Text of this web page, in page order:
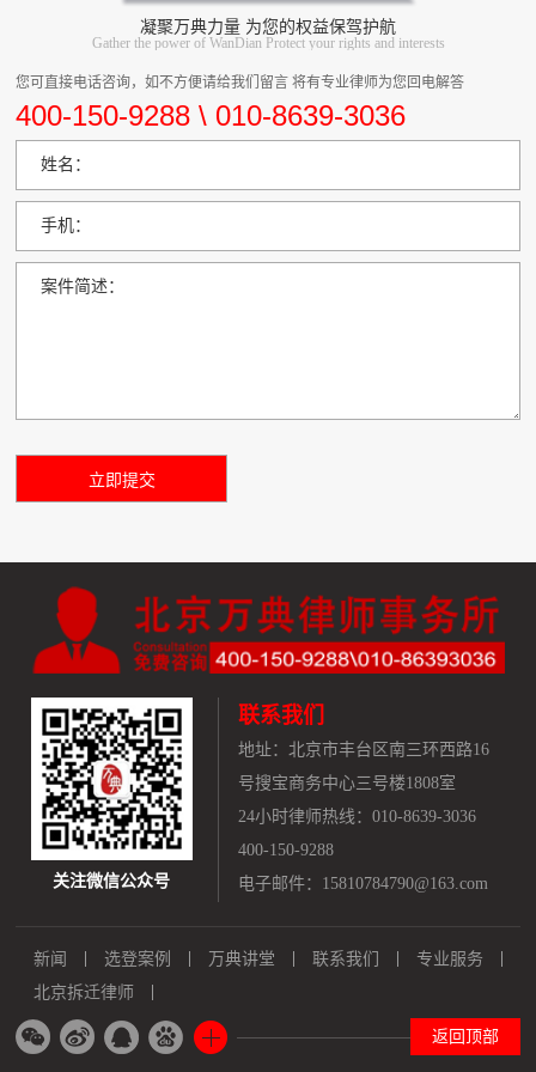
凝聚万典力量 为您的权益保驾护航
Gather the power of WanDian Protect your rights and interests
您可直接电话咨询，如不方便请给我们留言 将有专业律师为您回电解答
400-150-9288 \ 010-8639-3036
姓名：
手机：
案件简述：
关注微信公众号
联系我们
地址： 北京市丰台区南三环西路16
号搜宝商务中心三号楼1808室
24小时律师热线：010-8639-3036
400-150-9288
电子邮件：15810784790@163.com
新闻 选登案例 万典讲堂 联系我们
专业服务
北京拆迁律师
返回顶部